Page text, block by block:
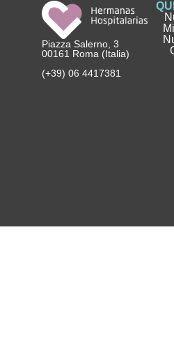
Piazza Salerno, 3
00161 Roma (Italia)
(+39) 06 4417381